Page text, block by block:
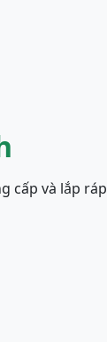
cấp và lắp ráp